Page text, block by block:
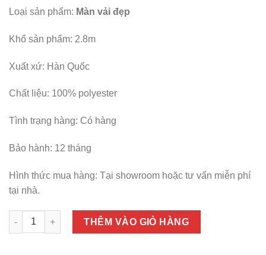
Loại sản phẩm: Màn vải đẹp
Khổ sản phẩm: 2.8m
Xuất xứ: Hàn Quốc
Chất liệu: 100% polyester
Tình trạng hàng: Có hàng
Bảo hành: 12 tháng
Hình thức mua hàng: Tại showroom hoặc tư vấn miễn phí
tại nhà.
Số lượng
THÊM VÀO GIỎ HÀNG